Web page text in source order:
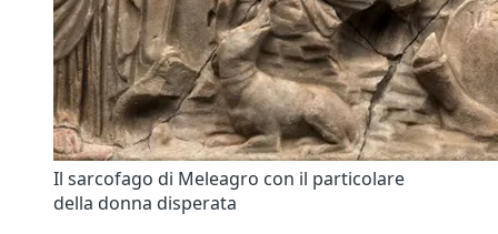
Il sarcofago di Meleagro con il particolare
della donna disperata